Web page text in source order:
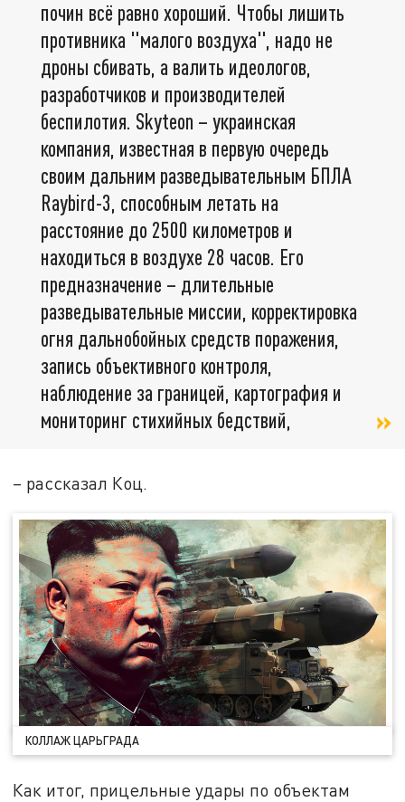
почин всё равно хороший. Чтобы лишить
противника "малого воздуха", надо не
дроны сбивать, а валить идеологов,
разработчиков и производителей
беспилотия. Skyteon – украинская
компания, известная в первую очередь
своим дальним разведывательным БПЛА
Raybird-3, способным летать на
расстояние до 2500 километров и
находиться в воздухе 28 часов. Его
предназначение – длительные
разведывательные миссии, корректировка
огня дальнобойных средств поражения,
запись объективного контроля,
наблюдение за границей, картография и
мониторинг стихийных бедствий,
– рассказал Коц.
КОЛЛАЖ ЦАРЬГРАДА
Как итог, прицельные удары по объектам